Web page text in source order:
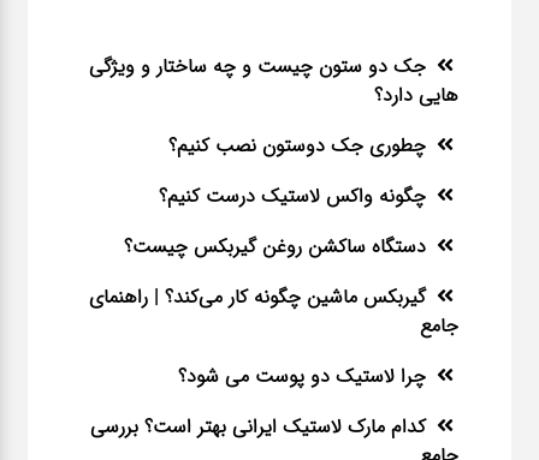
جک دو ستون چیست و چه ساختار و ویژگی
هایی دارد؟
چطوری جک دوستون نصب کنیم؟
چگونه واکس لاستیک درست کنیم؟
دستگاه ساکشن روغن گیربکس چیست؟
گیربکس ماشین چگونه کار می‌کند؟ | راهنمای
جامع
چرا لاستیک دو پوست می شود؟
کدام مارک لاستیک ایرانی بهتر است؟ بررسی